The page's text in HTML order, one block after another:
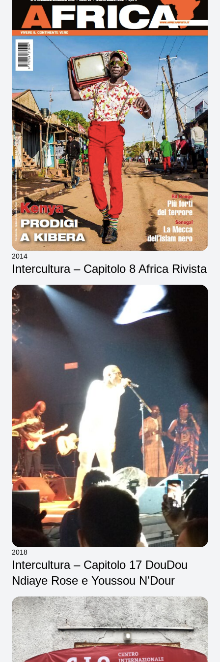
2014
Intercultura – Capitolo 8 Africa Rivista
2018
Intercultura – Capitolo 17 DouDou
Ndiaye Rose e Youssou N’Dour